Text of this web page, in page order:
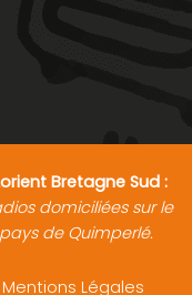
Bretagne Sud :
domiciliées sur le
de Quimperlé.
Mentions Légales